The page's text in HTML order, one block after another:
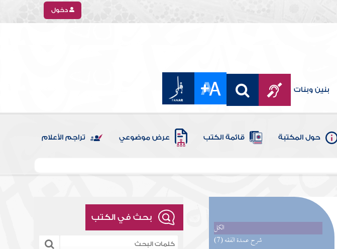
دخول
بنين وبنات
حول المكتبة قائمة الكتب عرض موضوعي تراجم الأعلام
الكل
(7) شرح عمدة الفقه
بحث في الكتب